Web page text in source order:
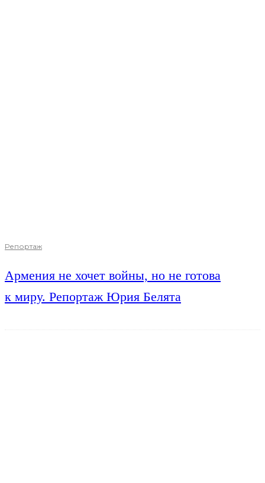
Репортаж
Армения не хочет войны, но не готова
к миру. Репортаж Юрия Белята